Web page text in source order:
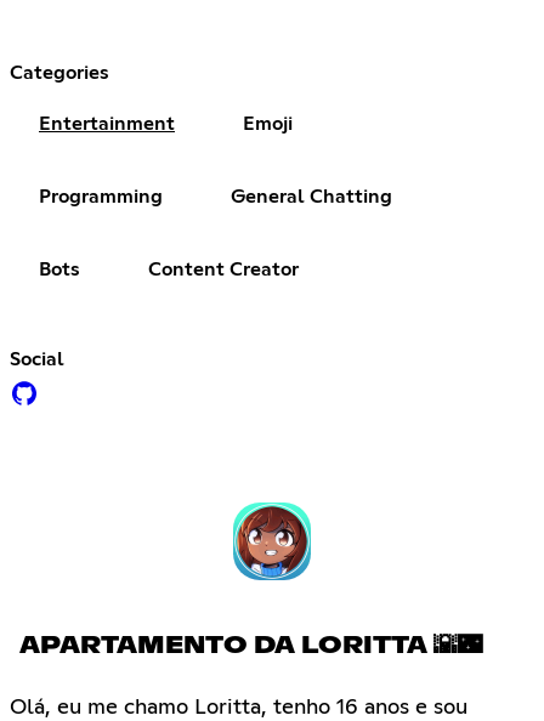
Categories
Entertainment Emoji
Programming General Chatting
Bots Content Creator
Social
APARTAMENTO DA LORITTA 🌇🌃
Olá, eu me chamo Loritta, tenho 16 anos e sou